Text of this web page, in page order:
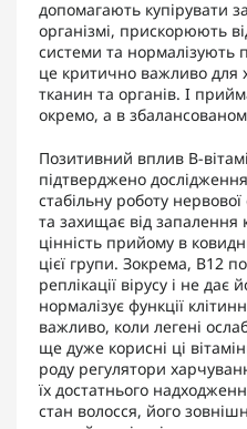
допомагають купірувати
організмі, прискорюють
системи та нормалізують
це критично важливо для
тканин та органів. І
окремо, а в
Позитивний вплив В-
підтверджено
стабільну роботу
та захищає від запалення
цінність прийому в
цієї групи. Зокрема, В12
реплікації вірусу і не
нормалізує функції
важливо, коли легені
ще дуже корисні ці
роду регулятори
їх достатнього
стан волосся, його